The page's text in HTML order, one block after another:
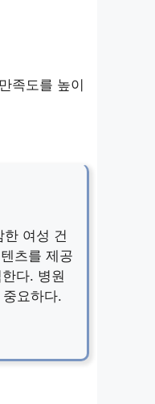
족도를 높이
여성 건
츠를 제공
다. 병원
요하다.